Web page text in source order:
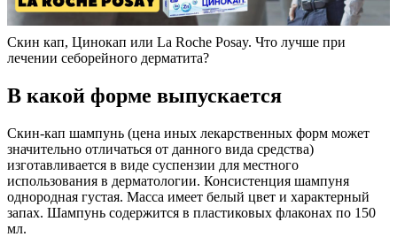
Скин кап, Цинокап или La Roche Posay. Что лучше при
лечении себорейного дерматита?
В какой форме выпускается
Скин-кап шампунь (цена иных лекарственных форм может
значительно отличаться от данного вида средства)
изготавливается в виде суспензии для местного
использования в дерматологии. Консистенция шампуня
однородная густая. Масса имеет белый цвет и характерный
запах. Шампунь содержится в пластиковых флаконах по 150
мл.